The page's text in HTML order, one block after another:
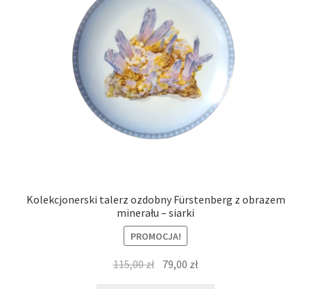
Kolekcjonerski talerz ozdobny Fürstenberg z obrazem
minerału – siarki
PROMOCJA!
115,00zł Pierwotna
79,00 złAktualna